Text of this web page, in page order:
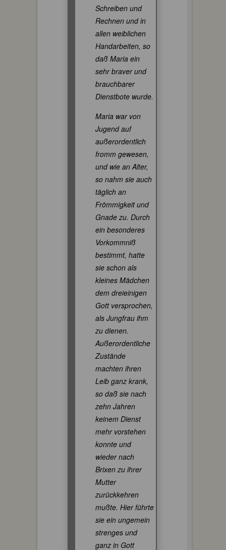
Schreiben und
Rechnen und in
allen weiblichen
Handarbeiten, so
daß Maria ein
sehr braver und
brauchbarer
Dienstbote wurde.
Maria war von
Jugend auf
außerordentlich
fromm gewesen,
und wie an Alter,
so nahm sie auch
täglich an
Frömmigkeit und
Gnade zu. Durch
ein besonderes
Vorkommniß
bestimmt, hatte
sie schon als
kleines Mädchen
dem dreieinigen
Gott versprochen,
als Jungfrau ihm
zu dienen.
Außerordentliche
Zustände
machten ihren
Leib ganz krank,
so daß sie nach
zehn Jahren
keinem Dienst
mehr vorstehen
konnte und
wieder nach
Brixen zu ihrer
Mutter
zurückkehren
mußte. Hier führte
sie ein ungemein
strenges und
ganz in Gott